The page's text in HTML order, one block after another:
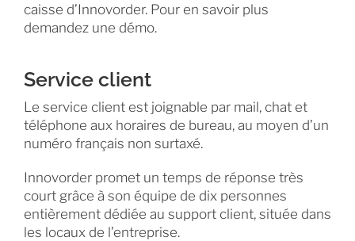
caisse d’Innovorder. Pour en savoir plus
demandez une démo.
Service client
Le service client est joignable par mail, chat et
téléphone aux horaires de bureau, au moyen d’un
numéro français non surtaxé.
Innovorder promet un temps de réponse très
court grâce à son équipe de dix personnes
entièrement dédiée au support client, située dans
les locaux de l’entreprise.